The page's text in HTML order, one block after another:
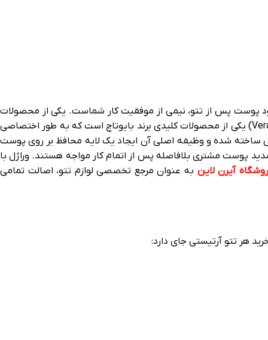
پوست پس از تتو، نیمی از موفقیت کار شماست. یکی از محصولات
که تتو آرتیست‌ های حرفه‌ ای در سراسر جهان از آن استفاده می‌ کنند، Vera Gel Biotouch است. وراژل (Vera Gel) یکی از محصولات کلیدی برند بایوتاچ است که به‌ طور اختصاصی
ساخته شده و وظیفه اصلی آن ایجاد یک لایه محافظ بر روی پوست
پوست مشتری بلافاصله پس از اتمام کار مواجه هستند. وراژل با
آیرن لاین به‌ عنوان مرجع تخصصی لوازم تتو، اصالت تمامی
هر تتو آرتیستی جای دارد: